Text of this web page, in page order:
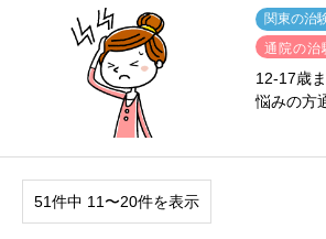
関東の治
通院の治
12-17歳
悩みの方
51件中 11〜20件を表示